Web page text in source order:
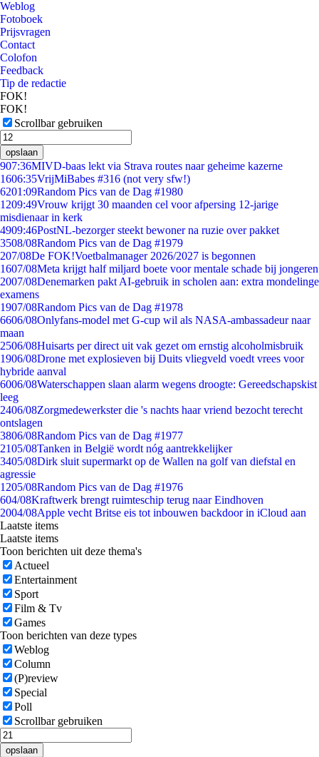
Weblog
Fotoboek
Prijsvragen
Contact
Colofon
Feedback
Tip de redactie
FOK!
FOK!
Scrollbar gebruiken
opslaan
907:36MIVD-baas lekt via Strava routes naar geheime kazerne
1606:35VrijMiBabes #316 (not very sfw!)
6201:09Random Pics van de Dag #1980
1209:49Vrouw krijgt 30 maanden cel voor afpersing 12-jarige
misdienaar in kerk
4909:46PostNL-bezorger steekt bewoner na ruzie over pakket
3508/08Random Pics van de Dag #1979
207/08De FOK!Voetbalmanager 2026/2027 is begonnen
1607/08Meta krijgt half miljard boete voor mentale schade bij jongeren
2007/08Denemarken pakt AI-gebruik in scholen aan: extra mondelinge
examens
1907/08Random Pics van de Dag #1978
6606/08Onlyfans-model met G-cup wil als NASA-ambassadeur naar
maan
2506/08Huisarts per direct uit vak gezet om ernstig alcoholmisbruik
1906/08Drone met explosieven bij Duits vliegveld voedt vrees voor
hybride aanval
6006/08Waterschappen slaan alarm wegens droogte: Gereedschapskist
leeg
2406/08Zorgmedewerkster die 's nachts haar vriend bezocht terecht
ontslagen
3806/08Random Pics van de Dag #1977
2105/08Tanken in België wordt nóg aantrekkelijker
3405/08Dirk sluit supermarkt op de Wallen na golf van diefstal en
agressie
1205/08Random Pics van de Dag #1976
604/08Kraftwerk brengt ruimteschip terug naar Eindhoven
2004/08Apple vecht Britse eis tot inbouwen backdoor in iCloud aan
Laatste items
Laatste items
Toon berichten uit deze thema's
Actueel
Entertainment
Sport
Film & Tv
Games
Toon berichten van deze types
Weblog
Column
(P)review
Special
Poll
Scrollbar gebruiken
opslaan